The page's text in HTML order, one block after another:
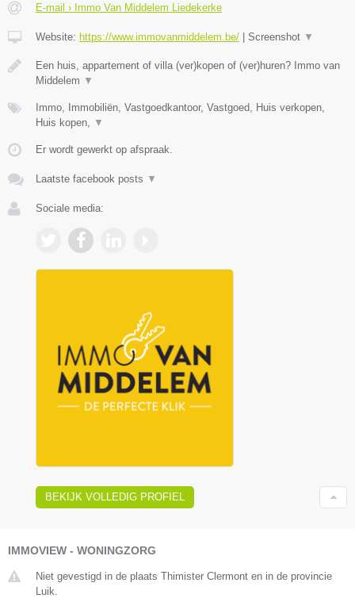
E-mail › Immo Van Middelem Liedekerke
Website: https://www.immovanmiddelem.be/ Screenshot ▼
Een huis, appartement of villa (ver)kopen of (ver)huren? Immo van
Middelem ▼
Immo, Immobiliën, Vastgoedkantoor, Vastgoed, Huis verkopen,
Huis kopen,
▼
Er wordt gewerkt op afspraak.
Laatste facebook posts ▼
Sociale media:
BEKIJK VOLLEDIG PROFIEL
IMMOVIEW - WONINGZORG
Niet gevestigd in de plaats Thimister Clermont en in de provincie
Luik.